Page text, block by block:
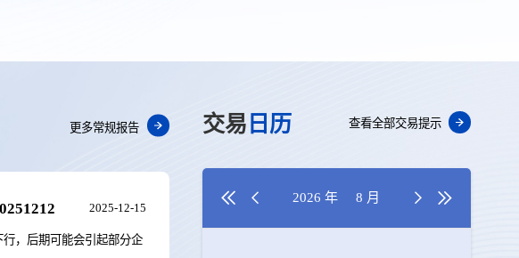
更多常规报告
，后期可能会引起部分企
2025-12-15
交易 日历 查看全部交易提示
  2026 年 8 月  